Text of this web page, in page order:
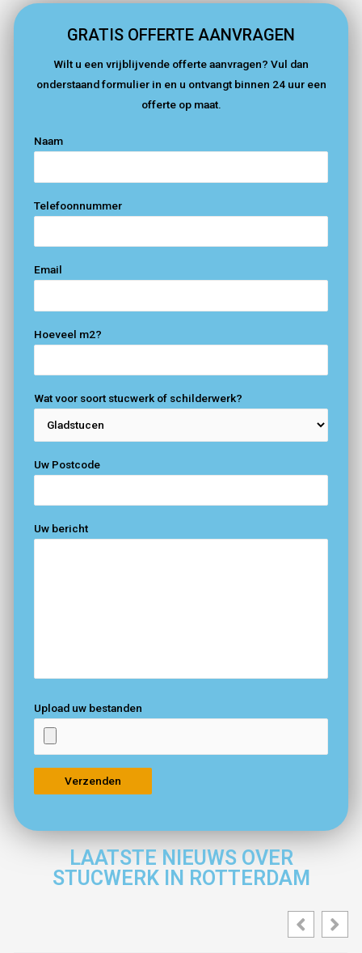
GRATIS OFFERTE AANVRAGEN
Wilt u een vrijblijvende offerte aanvragen? Vul dan
onderstaand formulier in en u ontvangt binnen 24 uur een
offerte op maat.
Naam
Telefoonnummer
Email
Hoeveel m2?
Wat voor soort stucwerk of schilderwerk?
Uw Postcode
Uw bericht
Upload uw bestanden
LAATSTE NIEUWS OVER
STUCWERK IN ROTTERDAM